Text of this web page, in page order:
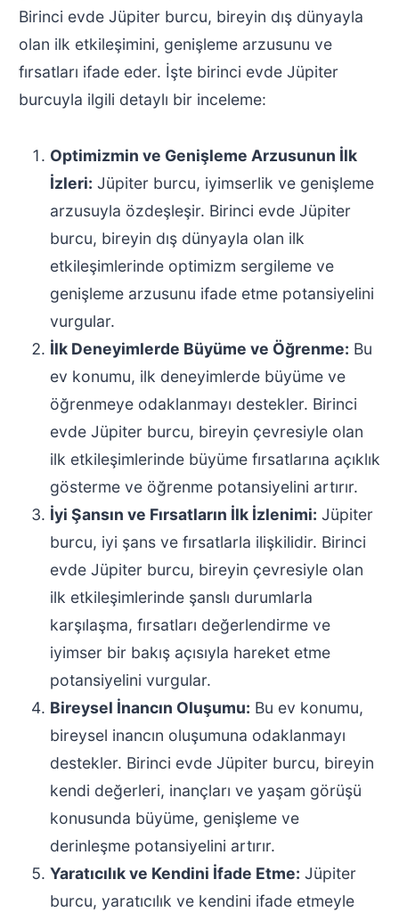
Birinci evde Jüpiter burcu, bireyin dış dünyayla
olan ilk etkileşimini, genişleme arzusunu ve
fırsatları ifade eder. İşte birinci evde Jüpiter
burcuyla ilgili detaylı bir inceleme:
Optimizmin ve Genişleme Arzusunun İlk
İzleri: Jüpiter burcu, iyimserlik ve genişleme
arzusuyla özdeşleşir. Birinci evde Jüpiter
burcu, bireyin dış dünyayla olan ilk
etkileşimlerinde optimizm sergileme ve
genişleme arzusunu ifade etme potansiyelini
vurgular.
İlk Deneyimlerde Büyüme ve Öğrenme: Bu
ev konumu, ilk deneyimlerde büyüme ve
öğrenmeye odaklanmayı destekler. Birinci
evde Jüpiter burcu, bireyin çevresiyle olan
ilk etkileşimlerinde büyüme fırsatlarına açıklık
gösterme ve öğrenme potansiyelini artırır.
İyi Şansın ve Fırsatların İlk İzlenimi: Jüpiter
burcu, iyi şans ve fırsatlarla ilişkilidir. Birinci
evde Jüpiter burcu, bireyin çevresiyle olan
ilk etkileşimlerinde şanslı durumlarla
karşılaşma, fırsatları değerlendirme ve
iyimser bir bakış açısıyla hareket etme
potansiyelini vurgular.
Bireysel İnancın Oluşumu: Bu ev konumu,
bireysel inancın oluşumuna odaklanmayı
destekler. Birinci evde Jüpiter burcu, bireyin
kendi değerleri, inançları ve yaşam görüşü
konusunda büyüme, genişleme ve
derinleşme potansiyelini artırır.
Yaratıcılık ve Kendini İfade Etme: Jüpiter
burcu, yaratıcılık ve kendini ifade etmeyle